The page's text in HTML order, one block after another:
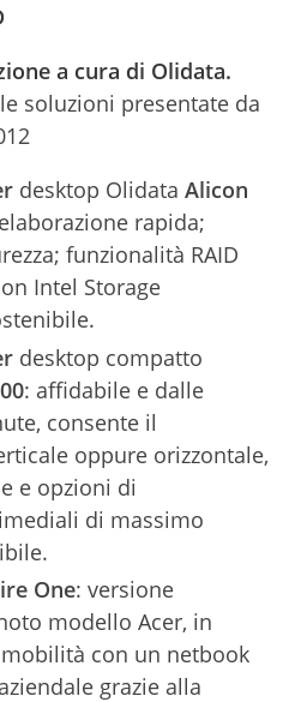
a cura di Olidata.
soluzioni presentate da
desktop Olidata Alicon
rapida;
funzionalità RAID
Intel Storage
desktop compatto
: affidabile e dalle
consente il
oppure orizzontale,
e opzioni di
di massimo
One: versione
modello Acer, in
con un netbook
grazie alla